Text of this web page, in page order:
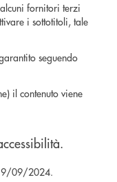
fornitori terzi
i sottotitoli, tale
seguendo
il contenuto viene
09/2024.